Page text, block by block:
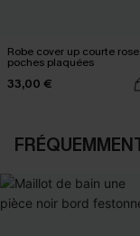
Robe cover up courte
poches plaquées
33,00 €